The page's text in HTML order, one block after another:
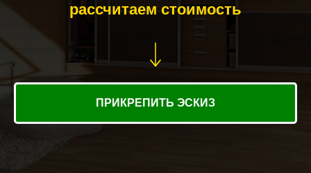
рассчитаем стоимость
ПРИКРЕПИТЬ ЭСКИЗ